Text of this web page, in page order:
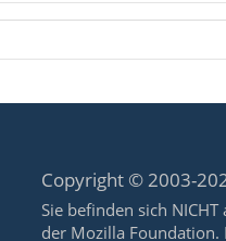
Copyright © 2003-
Sie befinden sich
der Mozilla